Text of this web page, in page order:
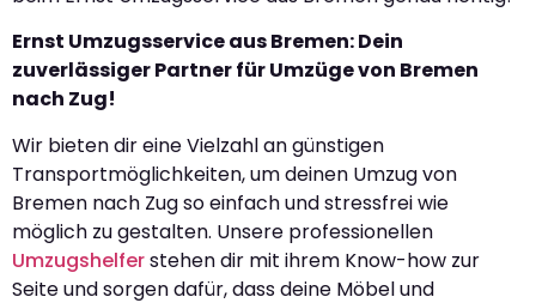
Ernst Umzugsservice aus Bremen: Dein
zuverlässiger Partner für Umzüge von Bremen
nach Zug!
Wir bieten dir eine Vielzahl an günstigen
Transportmöglichkeiten, um deinen Umzug von
Bremen nach Zug so einfach und stressfrei wie
möglich zu gestalten. Unsere professionellen
Umzugshelferstehen dir mit ihrem Know-how zur
Seite und sorgen dafür, dass deine Möbel und